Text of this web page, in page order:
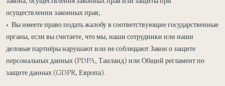
осуществлении законных прав;
• Вы имеете право подать жалобу в соответствующие государственные
органы, если вы считаете, что мы, наши сотрудники или наши
деловые партнёры нарушают или не соблюдают Закон о защите
персональных данных (PDPA, Таиланд) или Общий регламент по
защите данных (GDPR, Европа).